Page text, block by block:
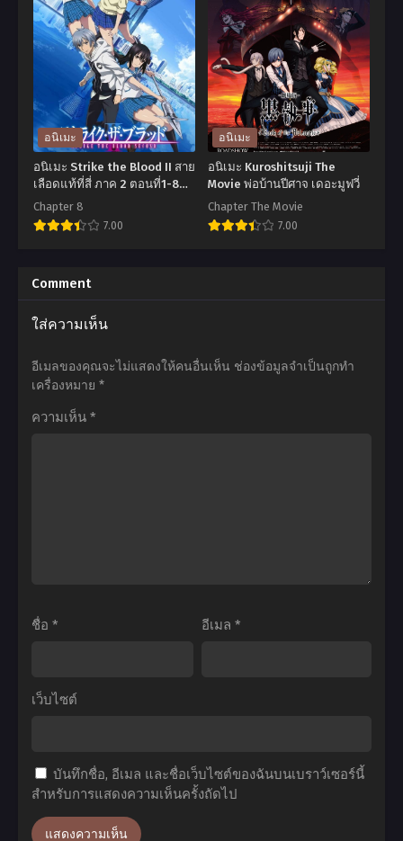
Dragon
Ie
wo
หา
บ้าน
ให้
มังกร
ที!
ตอน
12
ซับ
ไทย
Sword
Art
Online
ซอร์ด
อาร์ต
ออนไลน์
ตอน
ที่1-
25
พากย์
อนิเมะ
อนิเมะ Strike the Blood II สาย
เลือดแท้ที่สี่ ภาค 2 ตอนที่1-8
ซับไทย
Chapter 8
7.00
นิ
เมะ
Strike
Blood
สาย
ที่1-
ไทย
อนิเมะ
อนิเมะ Kuroshitsuji The
Movie พ่อบ้านปีศาจ เดอะมูฟวี่
Chapter The Movie
7.00
เมะ
The
Comment
ใส่ความเห็น
อีเมลของคุณจะไม่แสดงให้คนอื่นเห็น ช่องข้อมูลจำเป็นถูกทำ
เครื่องหมาย *
ความเห็น *
ชื่อ * อีเมล *
เว็บไซต์
บันทึกชื่อ, อีเมล และชื่อเว็บไซต์ของฉันบนเบราว์เซอร์นี้
สำหรับการแสดงความเห็นครั้งถัดไป